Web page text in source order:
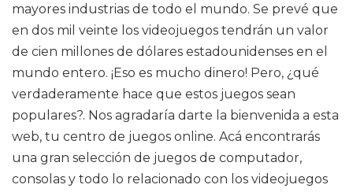
mayores industrias de todo el mundo. Se prevé que
en dos mil veinte los videojuegos tendrán un valor
de cien millones de dólares estadounidenses en el
mundo entero. ¡Eso es mucho dinero! Pero, ¿qué
verdaderamente hace que estos juegos sean
populares?. Nos agradaría darte la bienvenida a esta
web, tu centro de juegos online. Acá encontrarás
una gran selección de juegos de computador,
consolas y todo lo relacionado con los videojuegos